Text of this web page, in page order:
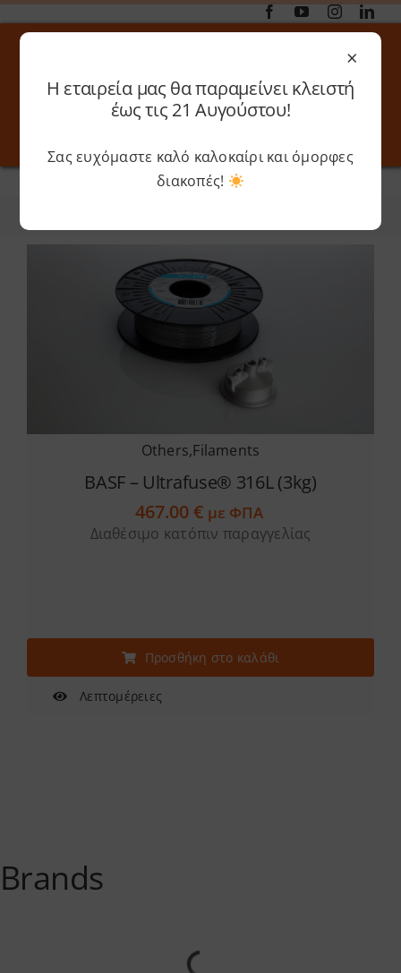
Μετάβαση
στο
Αναζήτηση
Toggle
Online 3D Printing
Outlet
Shop
Services
Academy
Επικοινωνία
Toggle
Λογαριασμός
Others,Filaments
BASF – Ultrafuse® 316L (3kg)
467.00€ με ΦΠΑ
Διαθέσιμο κατόπιν παραγγελίας
Προσθήκη στο καλάθι
Λεπτομέρειες
Brands
×
Η εταιρεία μας θα παραμείνει κλειστή
έως τις 21 Αυγούστου!
Σας ευχόμαστε καλό καλοκαίρι και όμορφες
διακοπές!